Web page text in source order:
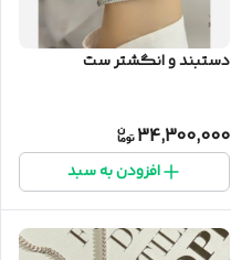
دستبند و انگشتر ست
34,300,000
افزودن به سبد